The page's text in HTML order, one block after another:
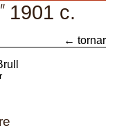
1901 c.
← tornar